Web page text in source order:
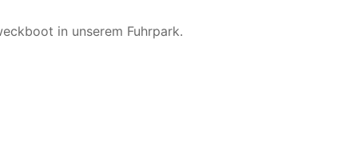
in unserem Fuhrpark.